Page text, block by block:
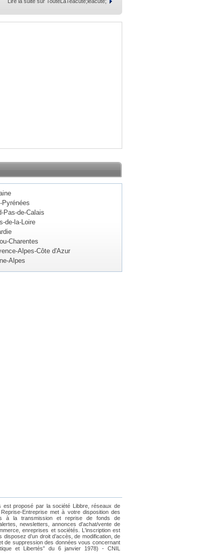
Pyrénées
Pas-de-Calais
de-la-Loire
Charentes
Alpes-Côte d'Azur
Alpes
est proposé par la société Libbre, réseaux de
Entreprise met à votre disposition des
à la transmission et reprise de fonds de
newsletters, annonces d'achat/vente de
enreprises et sociétés. L'inscription est
disposez d’un droit d’accès, de modification, de
de suppression des données vous concernant
et Libertés” du 6 janvier 1978) - CNIL